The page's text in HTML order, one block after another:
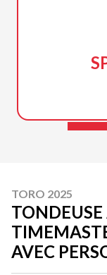
TORO 2025
TONDEUSE
AVEC